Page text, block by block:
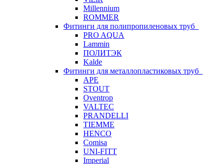
Millennium
ROMMER
Фитинги для полипропиленовых труб
PRO AQUA
Lammin
ПОЛИТЭК
Kalde
Фитинги для металлопластиковых труб
APE
STOUT
Oventrop
VALTEC
PRANDELLI
TIEMME
HENCO
Comisa
UNI-FITT
Imperial